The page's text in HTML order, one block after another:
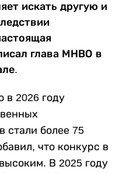
искать другую и
глава МНВО в
в 2026 году
стали более 75
что конкурс в
В 2025 году